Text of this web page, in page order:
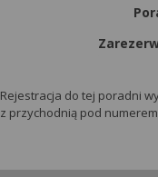
Rejestracja do tej poradni
z przychodnią pod